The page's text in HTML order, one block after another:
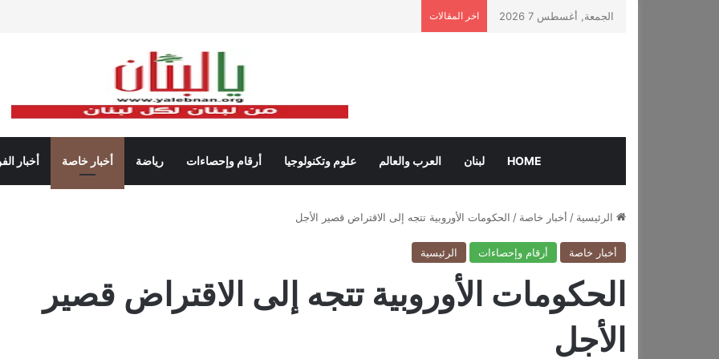
الجمعة, أغسطس 7 2026 اخر المقالات
HOME لبنان العرب والعالم علوم وتكنولوجيا أرقام وإحصاءات رياضة أخبار خاصة أخبار
الرئيسية / أخبار خاصة / الحكومات الأوروبية تتجه إلى الاقتراض قصير الأجل
أخبار خاصة أرقام وإحصاءات الرئيسية
الحكومات الأوروبية تتجه إلى الاقتراض قصير
الأجل